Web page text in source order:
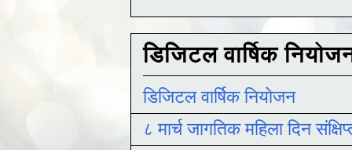
डिजिटल वार्षिक
डिजिटल वार्षिक नियोजन
८ मार्च जागतिक महिला दिन